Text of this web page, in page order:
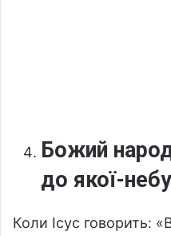
Божий
до якої-
Коли Ісус говорить: